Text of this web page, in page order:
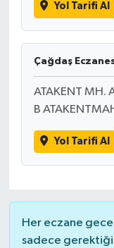
Yol Tarifi Al
Çağdaş
ATAKENT MH.
B
Yol Tarifi Al
Her eczane gece
sadece